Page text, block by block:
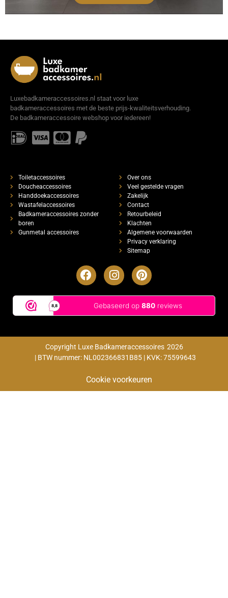
Luxebadkameraccessoires.nl staat voor luxe
badkameraccessoires met de beste prijs-kwaliteitsverhouding.
De badkameraccessoire webshop voor iedereen!
Toiletaccessoires
Doucheaccessoires
Handdoekaccessoires
Wastafelaccessoires
Badkameraccessoires zonder
boren
Gunmetal accessoires
Over ons
Veel gestelde vragen
Zakelijk
Contact
Retourbeleid
Klachten
Algemene voorwaarden
Privacy verklaring
Sitemap
Copyright Luxe Badkameraccessoires 2026
| BTW nummer: NL002366831B85 | KVK: 75599643
Cookie voorkeuren